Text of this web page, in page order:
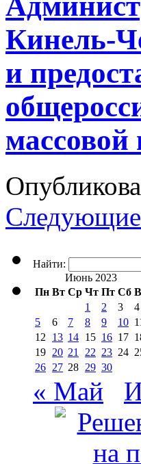
Кинель-
и
Следующие
Найти:
Июнь 2023
Пн Вт Ср Чт Пт Сб
1
2 3
4
5
6 7 8 9 10
12
13 14 15 16 17
19 20 21 22 23 24
26 27 28 29 30
« Май